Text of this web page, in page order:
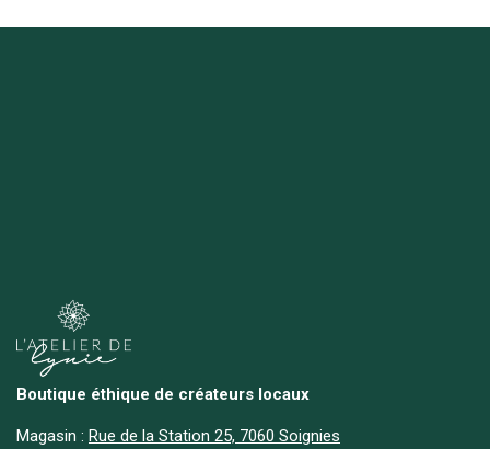
Boutique éthique de créateurs locaux
Magasin : Rue de la Station 25, 7060 Soignies